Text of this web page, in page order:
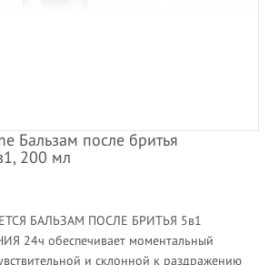
Бальзам после бритья
200 мл
БАЛЬЗАМ ПОСЛЕ БРИТЬЯ 5в1
24ч обеспечивает моментальный
и склонной к раздражению